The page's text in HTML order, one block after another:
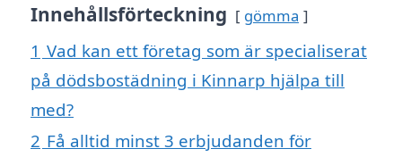
Innehållsförteckning gömma
1 Vad kan ett företag som är specialiserat
på dödsbostädning i Kinnarp hjälpa till
med?
2 Få alltid minst 3 erbjudanden för